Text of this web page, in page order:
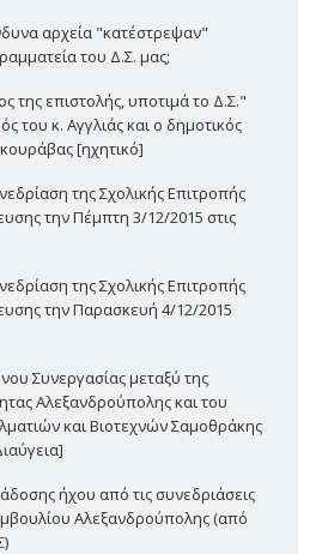
αρχεία "κατέστρεψαν"
του Δ.Σ. μας;
της επιστολής, υποτιμά το Δ.Σ."
του κ. Αγγλιάς και ο δημοτικός
[ηχητικό]
της Σχολικής Επιτροπής
την Πέμπτη 3/12/2015 στις
της Σχολικής Επιτροπής
την Παρασκευή 4/12/2015
Συνεργασίας μεταξύ της
Αλεξανδρούπολης και του
και Βιοτεχνών Σαμοθράκης
ήχου από τις συνεδριάσεις
Αλεξανδρούπολης (από